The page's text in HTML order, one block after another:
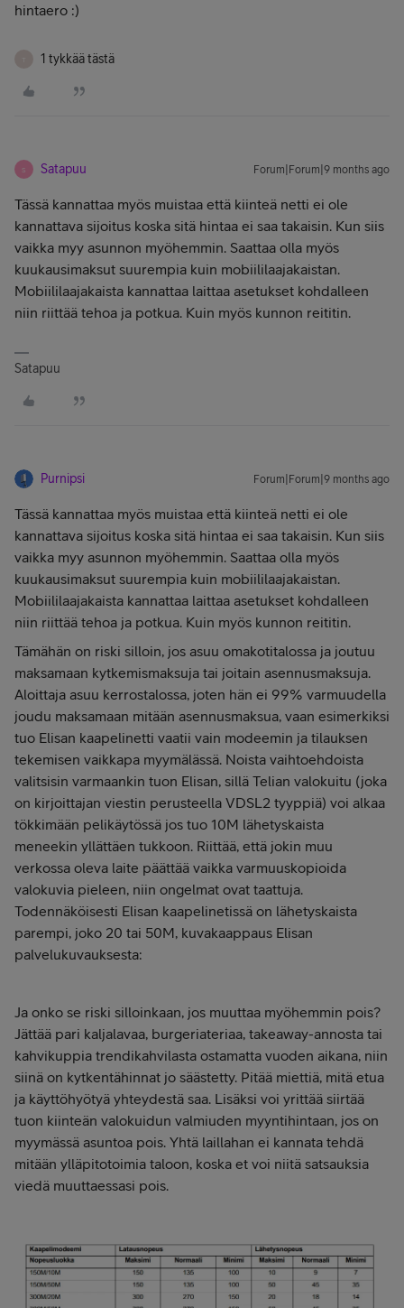
hintaero :)
1 tykkää tästä
S Satapuu Forum|Forum|9 months ago
Tässä kannattaa myös muistaa että kiinteä netti ei ole
kannattava sijoitus koska sitä hintaa ei saa takaisin. Kun siis
vaikka myy asunnon myöhemmin. Saattaa olla myös
kuukausimaksut suurempia kuin mobiililaajakaistan.
Mobiililaajakaista kannattaa laittaa asetukset kohdalleen
niin riittää tehoa ja potkua. Kuin myös kunnon reititin.
Satapuu
Purnipsi Forum|Forum|9 months ago
Tässä kannattaa myös muistaa että kiinteä netti ei ole
kannattava sijoitus koska sitä hintaa ei saa takaisin. Kun siis
vaikka myy asunnon myöhemmin. Saattaa olla myös
kuukausimaksut suurempia kuin mobiililaajakaistan.
Mobiililaajakaista kannattaa laittaa asetukset kohdalleen
niin riittää tehoa ja potkua. Kuin myös kunnon reititin.
Tämähän on riski silloin, jos asuu omakotitalossa ja joutuu
maksamaan kytkemismaksuja tai joitain asennusmaksuja.
Aloittaja asuu kerrostalossa, joten hän ei 99% varmuudella
joudu maksamaan mitään asennusmaksua, vaan esimerkiksi
tuo Elisan kaapelinetti vaatii vain modeemin ja tilauksen
tekemisen vaikkapa myymälässä. Noista vaihtoehdoista
valitsisin varmaankin tuon Elisan, sillä Telian valokuitu (joka
on kirjoittajan viestin perusteella VDSL2 tyyppiä) voi alkaa
tökkimään pelikäytössä jos tuo 10M lähetyskaista
meneekin yllättäen tukkoon. Riittää, että jokin muu
verkossa oleva laite päättää vaikka varmuuskopioida
valokuvia pieleen, niin ongelmat ovat taattuja.
Todennäköisesti Elisan kaapelinetissä on lähetyskaista
parempi, joko 20 tai 50M, kuvakaappaus Elisan
palvelukuvauksesta:
Ja onko se riski silloinkaan, jos muuttaa myöhemmin pois?
Jättää pari kaljalavaa, burgeriateriaa, takeaway-annosta tai
kahvikuppia trendikahvilasta ostamatta vuoden aikana, niin
siinä on kytkentähinnat jo säästetty. Pitää miettiä, mitä etua
ja käyttöhyötyä yhteydestä saa. Lisäksi voi yrittää siirtää
tuon kiinteän valokuidun valmiuden myyntihintaan, jos on
myymässä asuntoa pois. Yhtä laillahan ei kannata tehdä
mitään ylläpitotoimia taloon, koska et voi niitä satsauksia
viedä muuttaessasi pois.